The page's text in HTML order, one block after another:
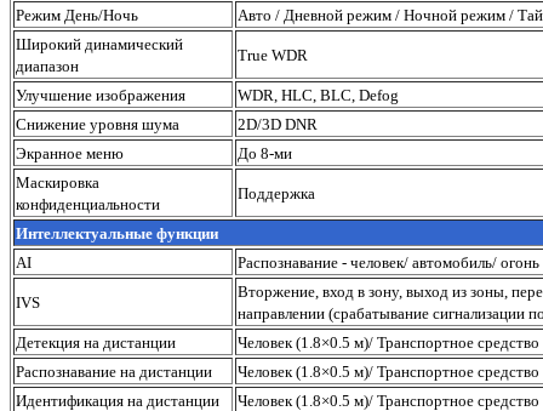
Режим День/Ночь
Авто / Дневной режим / Ночной режим /
Широкий динамический
диапазон
True WDR
Улучшение изображения
WDR, HLC, BLC, Defog
Снижение уровня шума
2D/3D DNR
Экранное меню
До 8-ми
Маскировка
конфиденциальности
Поддержка
Интеллектуальные функции
AI
Распознавание - человек/ автомобиль/ огонь
IVS
Вторжение, вход в зону, выход из зоны,
направлении (срабатывание сигнализации
Детекция на дистанции
Человек (1.8×0.5 м)/ Транспортное
Распознавание на дистанции
Человек (1.8×0.5 м)/ Транспортное
Идентификация на дистанции
Человек (1.8×0.5 м)/ Транспортное